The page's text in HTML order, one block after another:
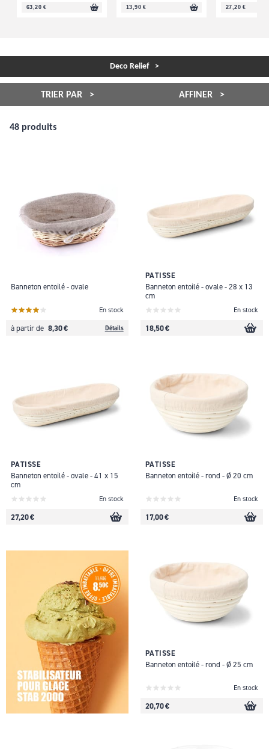
63,20 € 13,90 € 27,20 €
Deco Relief
TRIER PAR AFFINER
48 produits
Banneton entoilé - ovale
En stock
à partir de 8,30 € Détails
PATISSE
Banneton entoilé - ovale - 28 x 13
cm
En stock
18,50 €
PATISSE
Banneton entoilé - ovale - 41 x 15
cm
En stock
27,20 €
PATISSE
Banneton entoilé - rond - Ø 20 cm
En stock
17,00 €
PATISSE
Banneton entoilé - rond - Ø 25 cm
En stock
20,70 €